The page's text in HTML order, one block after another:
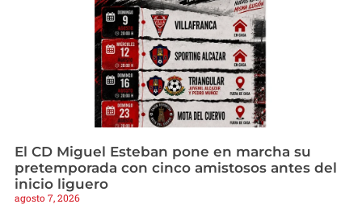
El CD Miguel Esteban pone en marcha su
pretemporada con cinco amistosos antes del
inicio liguero
agosto 7, 2026